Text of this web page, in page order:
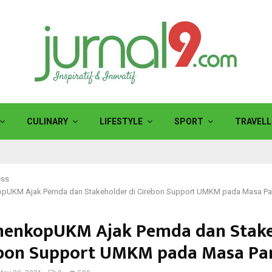
CULINARY LIFESTYLE SPORT
Ajak Pemda dan Stakeholder di Cirebon Support UMKM pada Masa
Ajak Pemda dan
Support UMKM pada Masa